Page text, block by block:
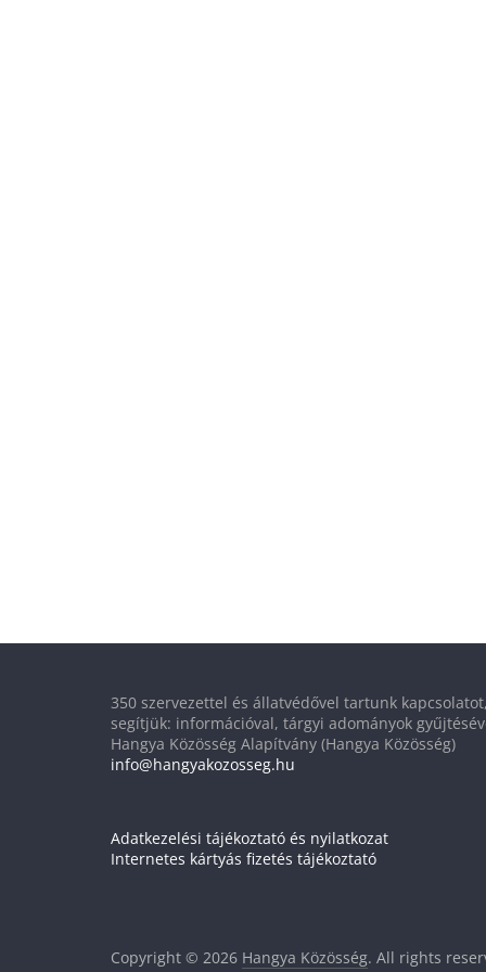
350 szervezettel és állatvédővel tartunk
segítjük: információval, tárgyi adományok
Hangya Közösség Alapítvány (Hangya Közösség)
info@hangyakozosseg.hu
Adatkezelési tájékoztató és nyilatkozat
Internetes kártyás fizetés tájékoztató
Copyright © 2026 Hangya Közösség. All rights